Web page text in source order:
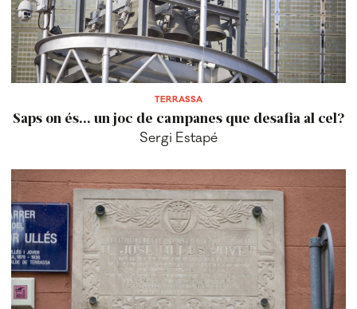
TERRASSA
Saps on és... un joc de campanes que desafia al cel?
Sergi Estapé